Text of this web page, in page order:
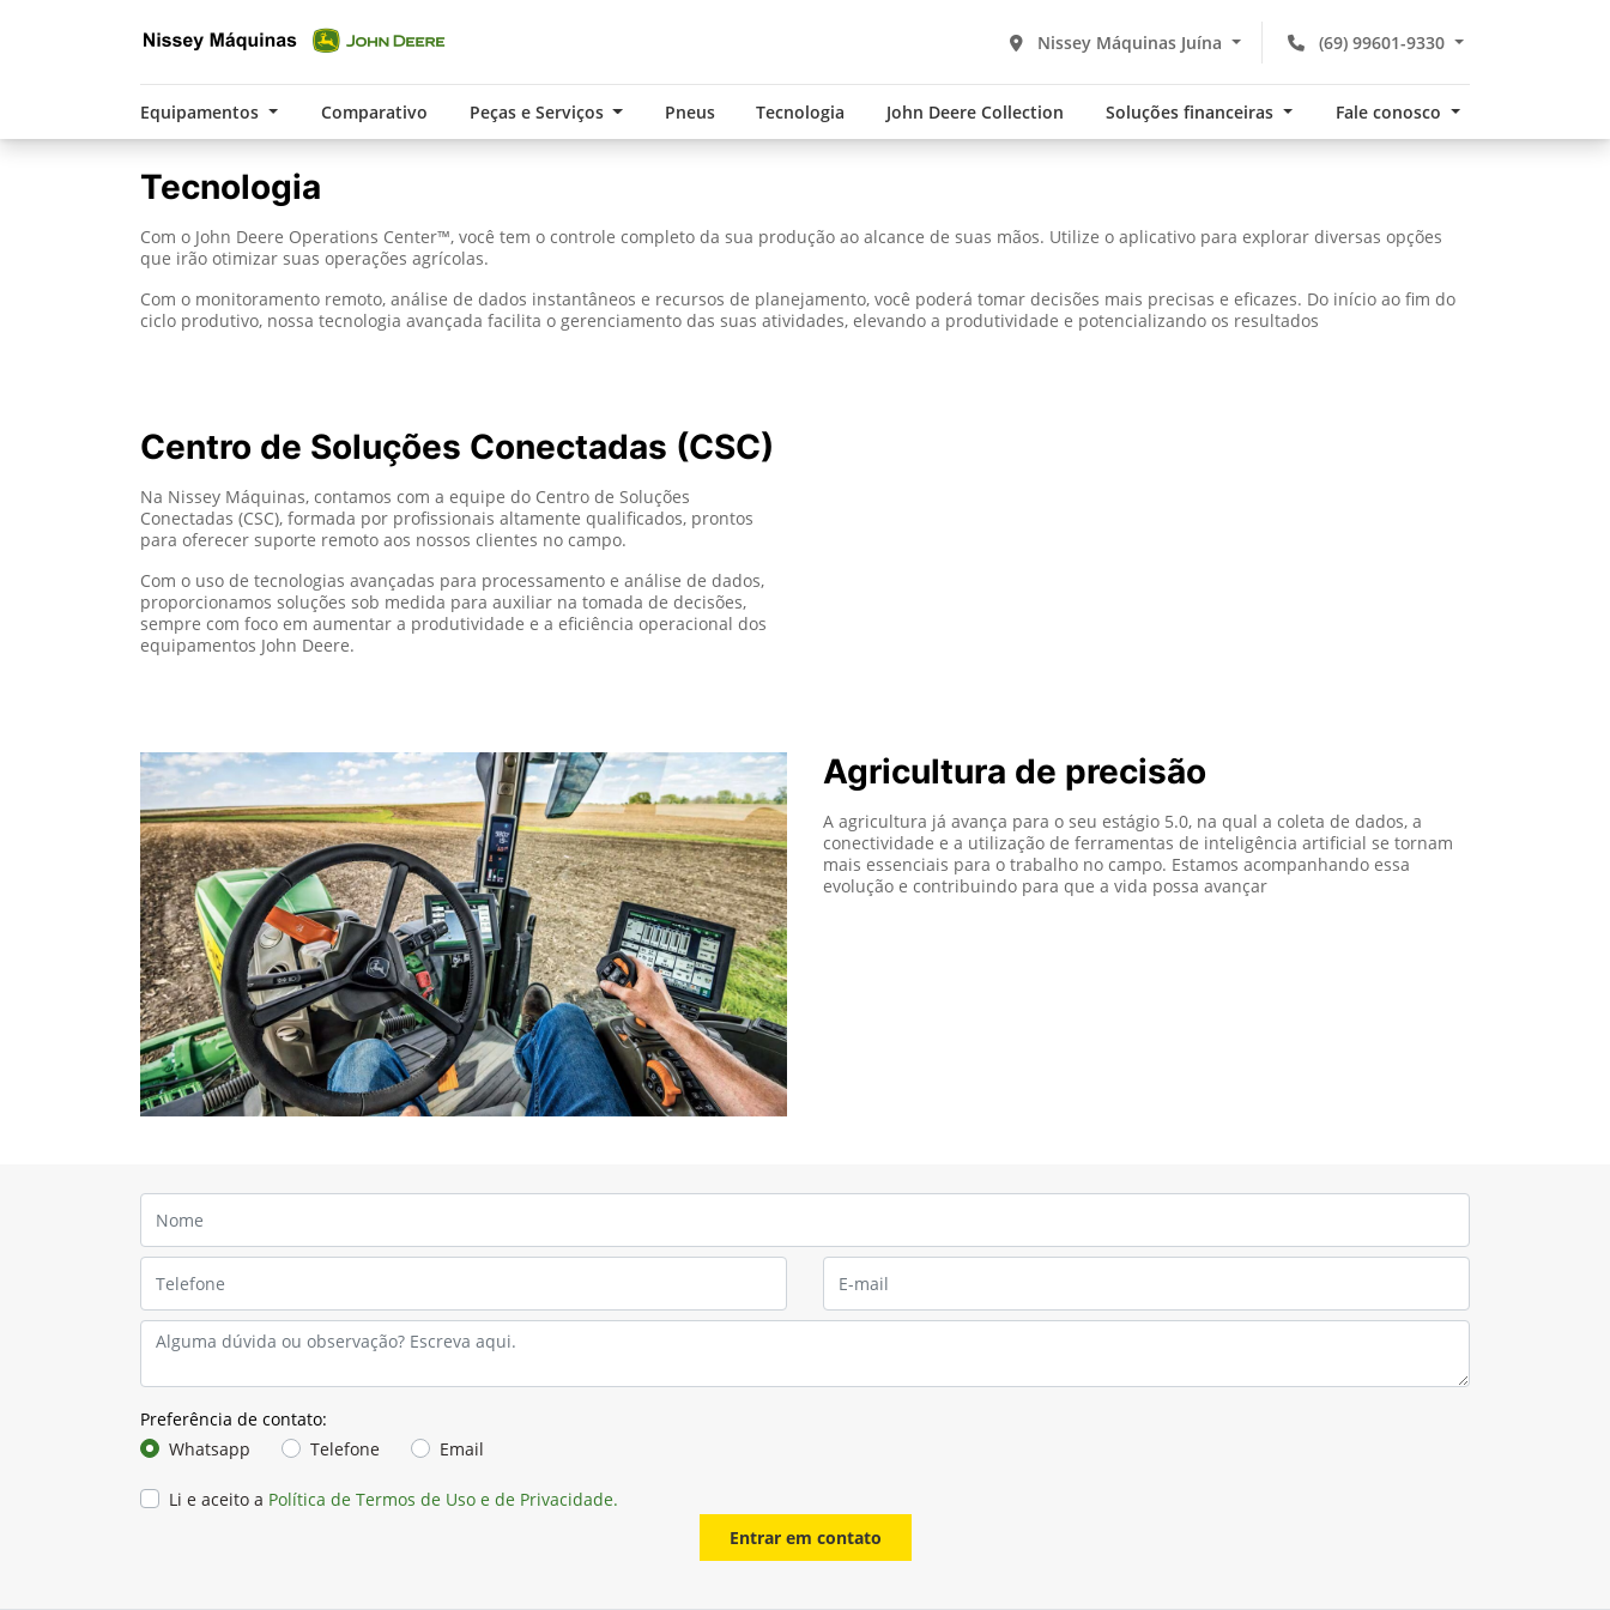
(69) 99601-9330
Nissey Máquinas Juína
Equipamentos Comparativo Peças e Serviços Pneus Tecnologia John Deere Collection Soluções financeiras Fale conosco
Tecnologia
Com o John Deere Operations Center™, você tem o controle completo da sua produção ao alcance de suas mãos. Utilize o aplicativo para explorar diversas opções
que irão otimizar suas operações agrícolas.
Com o monitoramento remoto, análise de dados instantâneos e recursos de planejamento, você poderá tomar decisões mais precisas e eficazes. Do início ao fim do
ciclo produtivo, nossa tecnologia avançada facilita o gerenciamento das suas atividades, elevando a produtividade e potencializando os resultados
Centro de Soluções Conectadas (CSC)
Na Nissey Máquinas, contamos com a equipe do Centro de Soluções
Conectadas (CSC), formada por profissionais altamente qualificados, prontos
para oferecer suporte remoto aos nossos clientes no campo.
Com o uso de tecnologias avançadas para processamento e análise de dados,
proporcionamos soluções sob medida para auxiliar na tomada de decisões,
sempre com foco em aumentar a produtividade e a eficiência operacional dos
equipamentos John Deere.
Agricultura de precisão
A agricultura já avança para o seu estágio 5.0, na qual a coleta de dados, a
conectividade e a utilização de ferramentas de inteligência artificial se tornam
mais essenciais para o trabalho no campo. Estamos acompanhando essa
evolução e contribuindo para que a vida possa avançar
Preferência de contato:
Whatsapp
Telefone Email
Li e aceito a Política de Termos de Uso e de Privacidade.
Entrar em contato